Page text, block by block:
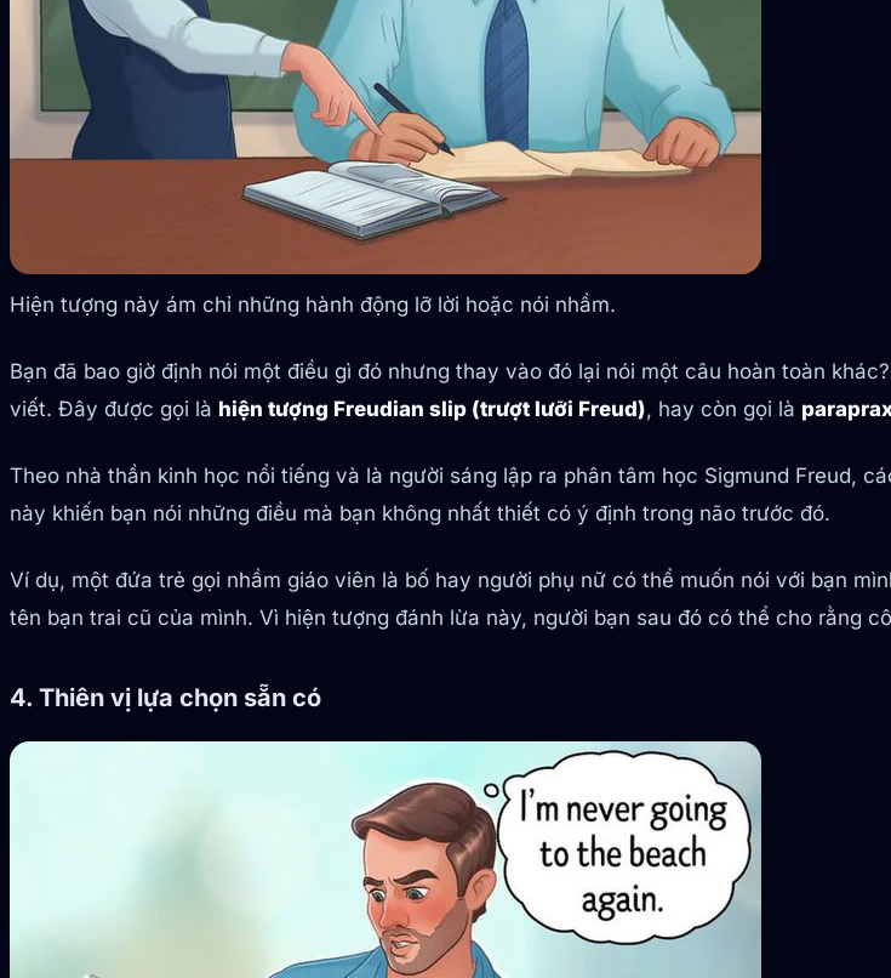
Hiện tượng này ám chỉ những hành động lỡ lời hoặc nói nhầm.
Bạn đã bao giờ định nói một điều gì đó nhưng thay vào đó lại nói một câu hoàn toàn
viết. Đây được gọi là hiện tượng Freudian slip (trượt lưỡi Freud), hay còn gọi là
Theo nhà thần kinh học nổi tiếng và là người sáng lập ra phân tâm học Sigmund Freud,
này khiến bạn nói những điều mà bạn không nhất thiết có ý định trong não trước đó.
Ví dụ, một đứa trẻ gọi nhầm giáo viên là bố hay người phụ nữ có thể muốn nói với bạn
tên bạn trai cũ của mình. Vì hiện tượng đánh lừa này, người bạn sau đó có thể cho rằng
4. Thiên vị lựa chọn sẵn có